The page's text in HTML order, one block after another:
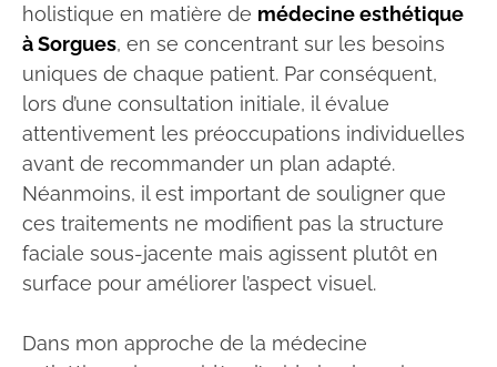
holistique en matière de médecine esthétique
à Sorgues, en se concentrant sur les besoins
uniques de chaque patient. Par conséquent,
lors d’une consultation initiale, il évalue
attentivement les préoccupations individuelles
avant de recommander un plan adapté.
Néanmoins, il est important de souligner que
ces traitements ne modifient pas la structure
faciale sous-jacente mais agissent plutôt en
surface pour améliorer l’aspect visuel.
Dans mon approche de la médecine